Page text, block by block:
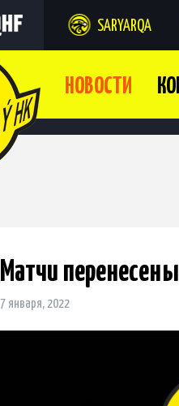
SARYARQA
НОВОСТИ
Матчи
7 января, 2022